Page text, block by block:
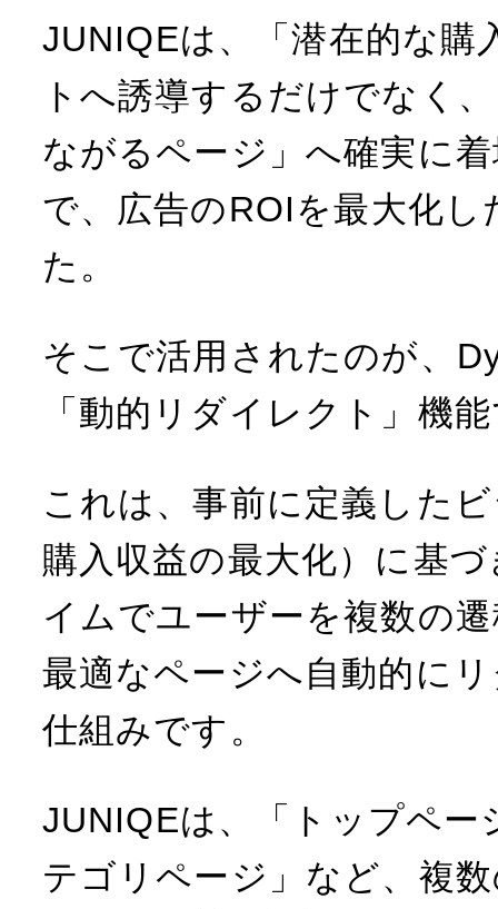
JUNIQEは、「潜在的な購
トへ誘導するだけでなく
ながるページ」へ確実に
で、広告のROIを最大化
た。
そこで活用されたのが、
「動的リダイレクト」機
これは、事前に定義した
購入収益の最大化）に基
イムでユーザーを複数の
最適なページへ自動的に
仕組みです。
JUNIQEは、「トップペー
テゴリページ」など、複